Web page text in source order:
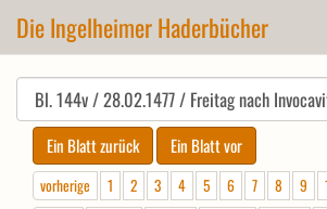
Die Ingelheimer Haderbücher
vorherige 1 2 3 4 5 6 7 8 9